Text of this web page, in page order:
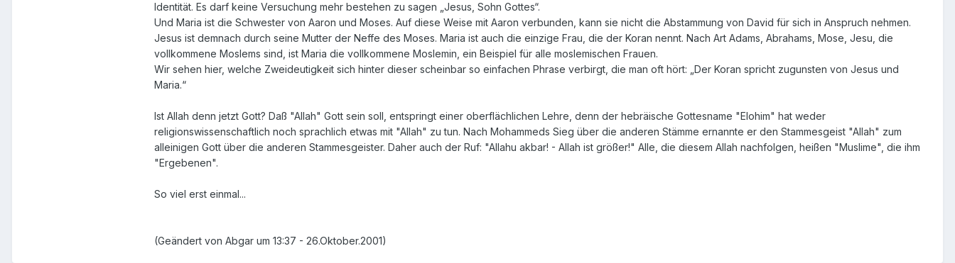
Identität. Es darf keine Versuchung mehr bestehen zu sagen „Jesus, Sohn Gottes“.
Und Maria ist die Schwester von Aaron und Moses. Auf diese Weise mit Aaron verbunden, kann sie nicht die Abstammung von David für sich in Anspruch nehmen.
Jesus ist demnach durch seine Mutter der Neffe des Moses. Maria ist auch die einzige Frau, die der Koran nennt. Nach Art Adams, Abrahams, Mose, Jesu, die
vollkommene Moslems sind, ist Maria die vollkommene Moslemin, ein Beispiel für alle moslemischen Frauen.
Wir sehen hier, welche Zweideutigkeit sich hinter dieser scheinbar so einfachen Phrase verbirgt, die man oft hört: „Der Koran spricht zugunsten von Jesus und
Maria.“
Ist Allah denn jetzt Gott? Daß "Allah" Gott sein soll, entspringt einer oberflächlichen Lehre, denn der hebräische Gottesname "Elohim" hat weder
religionswissenschaftlich noch sprachlich etwas mit "Allah" zu tun. Nach Mohammeds Sieg über die anderen Stämme ernannte er den Stammesgeist "Allah" zum
alleinigen Gott über die anderen Stammesgeister. Daher auch der Ruf: "Allahu akbar! - Allah ist größer!" Alle, die diesem Allah nachfolgen, heißen "Muslime", die ihm
"Ergebenen".
So viel erst einmal...
(Geändert von Abgar um 13:37 - 26.Oktober.2001)